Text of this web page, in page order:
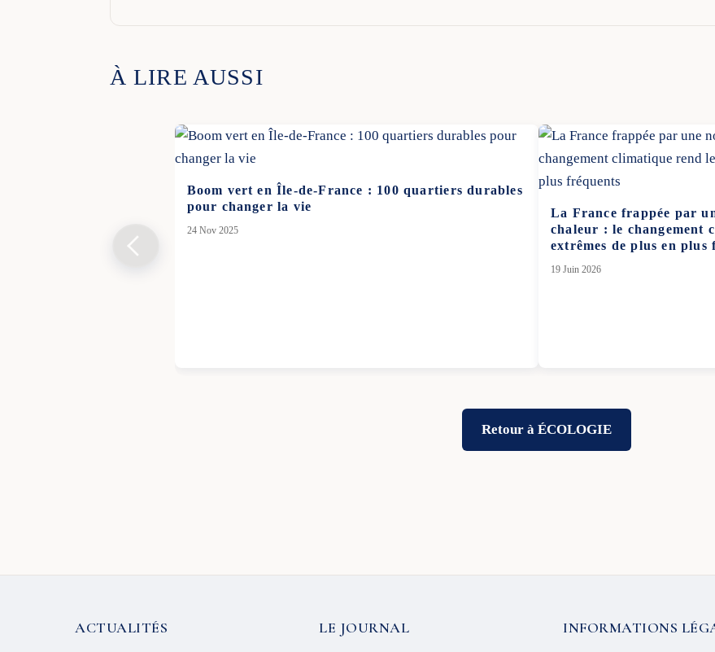
À LIRE AUSSI
Boom vert en Île-de-France : 100 quartiers durables
pour changer la vie
24 Nov 2025
La France frappée par
chaleur : le changement
extrêmes de plus en plus
19 Juin 2026
Retour à ÉCOLOGIE
ACTUALITÉS LE JOURNAL INFORMATIONS